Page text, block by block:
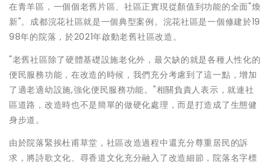
在青羊區，一個個老舊片區、社區正實現從顏值到功能的全面"煥
新"。成都浣花社區就是一個典型案例。浣花社區是一個修建於19
98年的院落，於2021年啟動老舊社區改造。
"老舊社區除了硬體基礎設施老化外，最欠缺的就是各種人性化的
便民服務功能，在改造的時候，我們充分考慮到了這一點，增加
了適老適幼設施,強化便民服務功能。"相關負責人表示，就連社
區道路，改造時也不是簡單的做硬化處理，而是打造成了生態健
身步道。
由於院落緊挨杜甫草堂，社區改造過程中還充分尊重居民的訴
求，將詩歌文化、尋香道文化充分融入了改造細節，院落名字標